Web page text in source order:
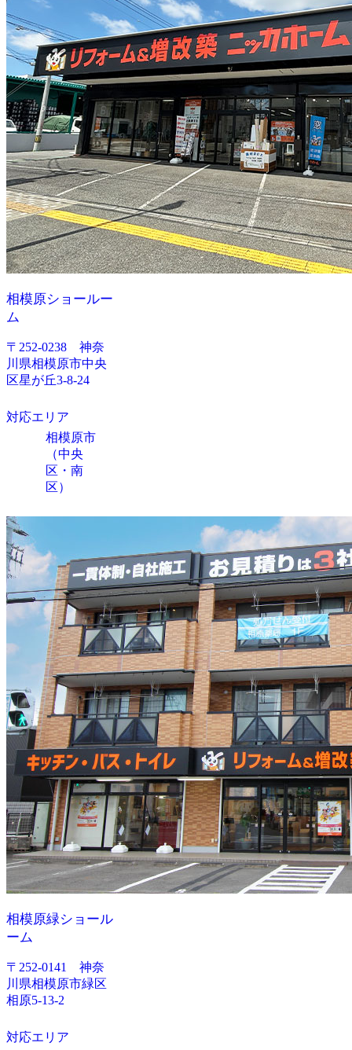
相模原ショールー
ム
〒252-0238 神奈
川県相模原市中央
区星が丘3-8-24
対応エリア
相模原市
（中央
区・南
区）
相模原緑ショール
ーム
〒252-0141 神奈
川県相模原市緑区
相原5-13-2
対応エリア